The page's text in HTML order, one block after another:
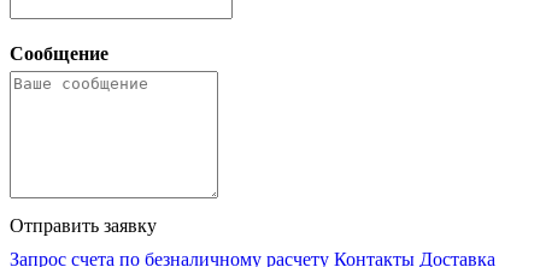
Сообщение
Отправить заявку
Запрос счета по безналичному расчету Контакты Доставка